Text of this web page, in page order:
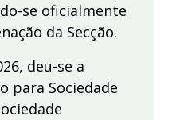
se oficialmente
da Secção.
deu-se a
para Sociedade